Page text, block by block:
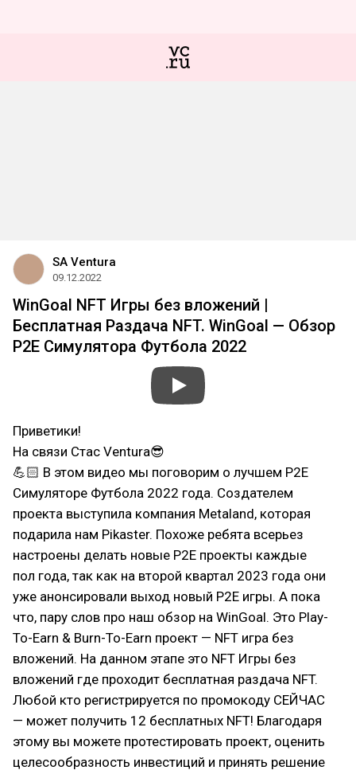
SA Ventura
09.12.2022
WinGoal NFT Игры без вложений |
Бесплатная Раздача NFT. WinGoal — Обзор
P2E Симулятора Футбола 2022
Приветики!
На связи Стас Ventura😎
💪🏻 В этом видео мы поговорим о лучшем P2E
Симуляторе Футбола 2022 года. Создателем
проекта выступила компания Metaland, которая
подарила нам Pikaster. Похоже ребята всерьез
настроены делать новые P2E проекты каждые
пол года, так как на второй квартал 2023 года они
уже анонсировали выход новый P2E игры. А пока
что, пару слов про наш обзор на WinGoal. Это Play-
To-Earn & Burn-To-Earn проект — NFT игра без
вложений. На данном этапе это NFT Игры без
вложений где проходит бесплатная раздача NFT.
Любой кто регистрируется по промокоду СЕЙЧАС
— может получить 12 бесплатных NFT! Благодаря
этому вы можете протестировать проект, оценить
целесообразность инвестиций и принять решение